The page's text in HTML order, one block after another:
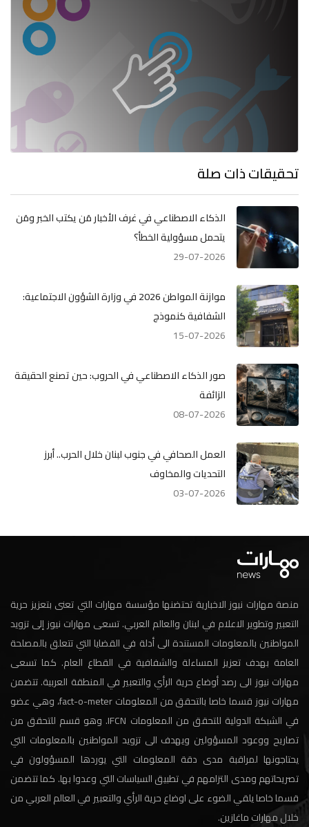
تحقيقات ذات صلة
الذكاء الاصطناعي في غرف الأخبار مَن يكتب الخبر ومَن
يتحمل مسؤولية الخطأ؟
29-07-2026
موازنة المواطن 2026 في وزارة الشؤون الاجتماعية:
الشفافية كنموذج
15-07-2026
صور الذكاء الاصطناعي في الحروب: حين تصنع الحقيقة
الزائفة
08-07-2026
العمل الصحافي في جنوب لبنان خلال الحرب.. أبرز
التحديات والمخاوف
03-07-2026
منصة مهارات نيوز الاخبارية تحتضنها مؤسسة مهارات التي تعنى بتعزيز حرية
التعبير وتطوير الاعلام في لبنان والعالم العربي. تسعى مهارات نيوز إلى تزويد
المواطنين بالمعلومات المستندة الى أدلة في القضايا التي تتعلق بالمصلحة
العامة بهدف تعزيز المساءلة والشفافية في القطاع العام. كما تسعى
مهارات نيوز الى رصد أوضاع حرية الرأي والتعبير في المنطقة العربية. تتضمن
مهارات نيوز قسما خاصا بالتحقق من المعلومات fact-o-meter، وهي عضو
في الشبكة الدولية للتحقق من المعلومات IFCN. وهو قسم للتحقق من
تصاريح ووعود المسؤولين ويهدف الى تزويد المواطنين بالمعلومات التي
يحتاجونها لمراقبة مدى دقة المعلومات التي يوردها المسؤولون في
تصريحاتهم ومدى التزامهم في تطبيق السياسات التي وعدوا بها. كما تتضمن
قسما خاصا يلقي الضوء على اوضاع حرية الرأي والتعبير في العالم العربي من
خلال مهارات ماغازين.